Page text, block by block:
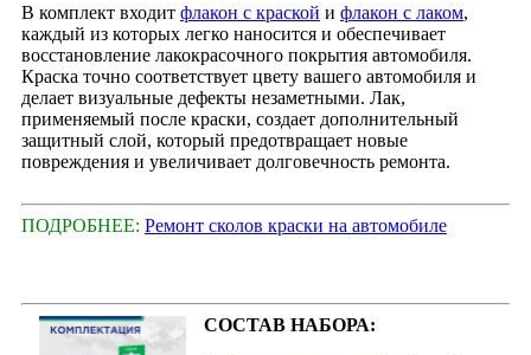
В комплект входит флакон с краской и флакон с лаком,
каждый из которых легко наносится и обеспечивает
восстановление лакокрасочного покрытия автомобиля.
Краска точно соответствует цвету вашего автомобиля и
делает визуальные дефекты незаметными. Лак,
применяемый после краски, создает дополнительный
защитный слой, который предотвращает новые
повреждения и увеличивает долговечность ремонта.
ПОДРОБНЕЕ: Ремонт сколов краски на автомобиле
СОСТАВ НАБОРА: